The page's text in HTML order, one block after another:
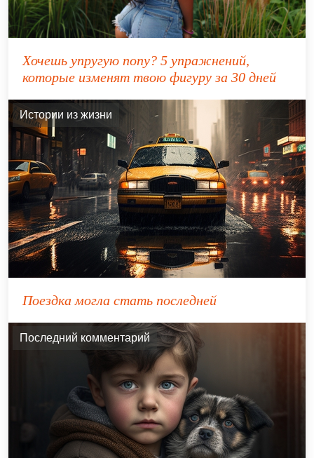
Хочешь упругую попу? 5 упражнений,
которые изменят твою фигуру за 30 дней
Истории из жизни
Поездка могла стать последней
Последний комментарий